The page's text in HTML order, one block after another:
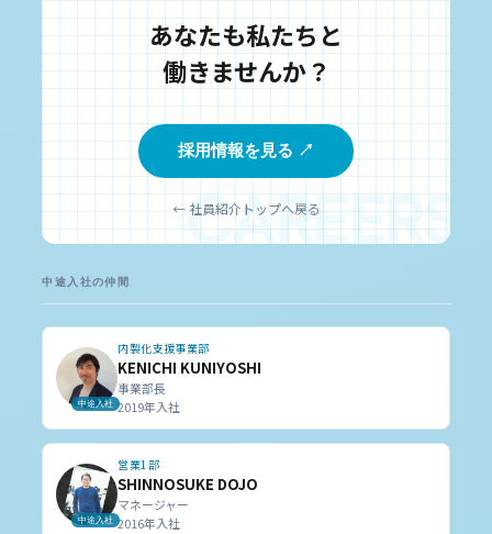
あなたも私たちと
働きませんか？
採用情報を見る ↗
← 社員紹介トップへ戻る
中途入社の仲間
中途入社
内製化支援事業部
KENICHI KUNIYOSHI
事業部長
2019年入社
中途入社
営業1部
SHINNOSUKE DOJO
マネージャー
2016年入社